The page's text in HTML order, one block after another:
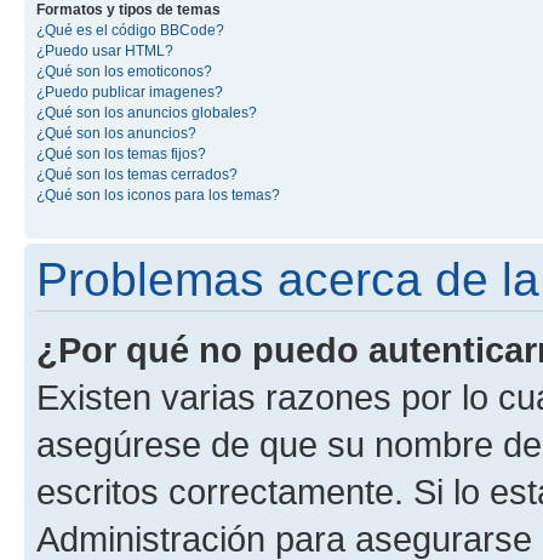
Formatos y tipos de temas
¿Qué es el código BBCode?
¿Puedo usar HTML?
¿Qué son los emoticonos?
¿Puedo publicar imagenes?
¿Qué son los anuncios globales?
¿Qué son los anuncios?
¿Qué son los temas fijos?
¿Qué son los temas cerrados?
¿Qué son los iconos para los temas?
Problemas acerca de
¿Por qué no puedo
Existen varias razones por lo
asegúrese de que su nombre
escritos correctamente. Si lo
Administración para